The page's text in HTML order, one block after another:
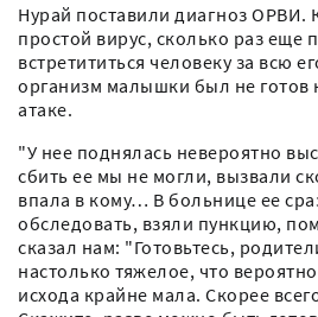
Нурай поставили диагноз ОРВИ.
простой вирус, сколько раз
встретититься человеку за всю
организм малышки был не готов
атаке.
"У нее поднялась невероятно
сбить ее мы не могли, вызвали
впала в кому… В больнице ее
обследовать, взяли пункцию,
сказал нам: "Готовьтесь,
настолько тяжелое, что
исхода крайне мала. Скорее